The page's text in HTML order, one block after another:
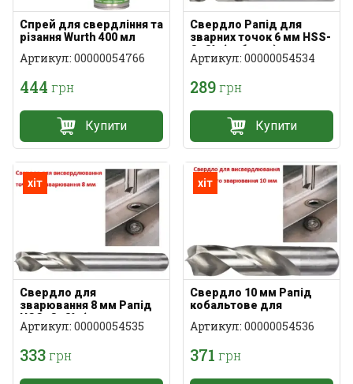
Спрей для свердління та
різання Wurth 400 мл
Артикул: 00000054766
444 грн
Купити
Свердло Рапід для
зварних точок 6 мм HSS-
Co8% (кобальт)
Артикул: 00000054534
289грн
Купити
хіт
Свердло для
зварювання 8 мм Рапід
HSS+Co8% (для
кузовного ремонту)
Артикул: 00000054535
333грн
хіт
Свердло 10 мм Рапід
кобальтове для
зварювання HSS-Co
Артикул: 00000054536
371 грн